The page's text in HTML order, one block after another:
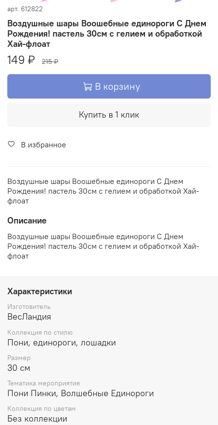
арт. 612822
Воздушные шары Воошебные единороги С Днем
Рождения! пастель 30см с гелием и обработкой
Хай-флоат
149 ₽ 215 ₽
В корзину
Купить в 1 клик
В избранное
Воздушные шары Воошебные единороги С Днем
Рождения! пастель 30см с гелием и обработкой Хай-
флоат
Описание
Воздушные шары Воошебные единороги С Днем
Рождения! пастель 30см с гелием и обработкой Хай-
флоат
Характеристики
Изготовитель
ВесЛандия
Коллекция по стилю
Пони, единороги, лошадки
Размер
30 см
Тематика мероприятия
Пони Пинки, Волшебные Единороги
Коллекция по цветам
Без коллекции